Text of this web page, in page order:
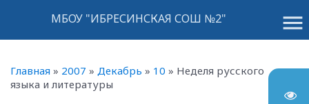
menu
МБОУ "ИБРЕСИНСКАЯ СОШ №2"
Главная » 2007 » Декабрь » 10 » Неделя русского
языка и литературы